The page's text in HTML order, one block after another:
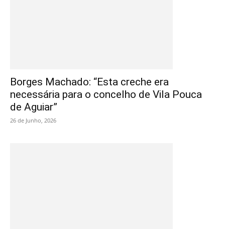
Borges Machado: “Esta creche era
necessária para o concelho de Vila Pouca
de Aguiar”
26 de Junho, 2026